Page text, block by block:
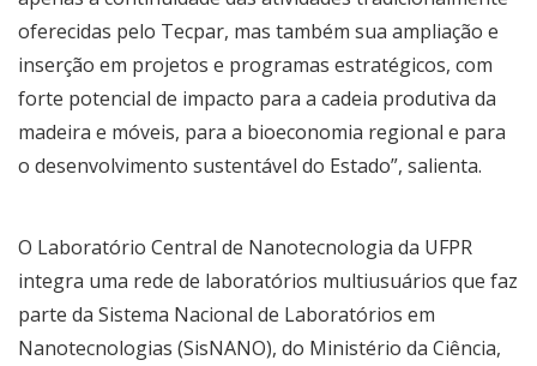
oferecidas pelo Tecpar, mas também sua ampliação e
inserção em projetos e programas estratégicos, com
forte potencial de impacto para a cadeia produtiva da
madeira e móveis, para a bioeconomia regional e para
o desenvolvimento sustentável do Estado”, salienta.
O Laboratório Central de Nanotecnologia da UFPR
integra uma rede de laboratórios multiusuários que faz
parte da Sistema Nacional de Laboratórios em
Nanotecnologias (SisNANO), do Ministério da Ciência,